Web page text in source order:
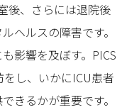
後、さらには退院後
ヘルスの障害です。
影響を及ぼす。PICS
し、いかにICU患者
きるかが重要です。